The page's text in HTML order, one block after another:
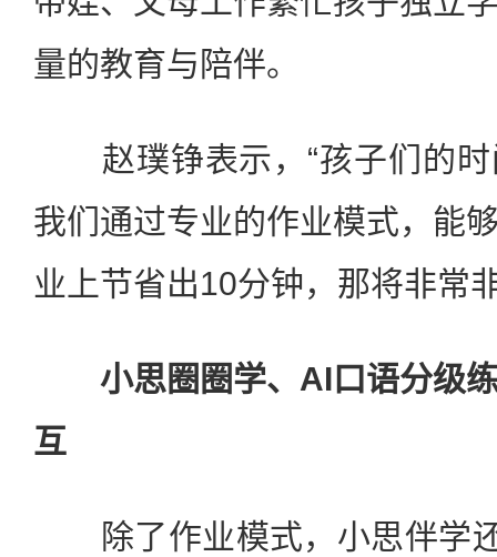
量的教育与陪伴。
赵璞铮表示，“孩子们的时
我们通过专业的作业模式，能
业上节省出10分钟，那将非常
小思圈圈学、AI口语分级
互
除了作业模式，小思伴学还